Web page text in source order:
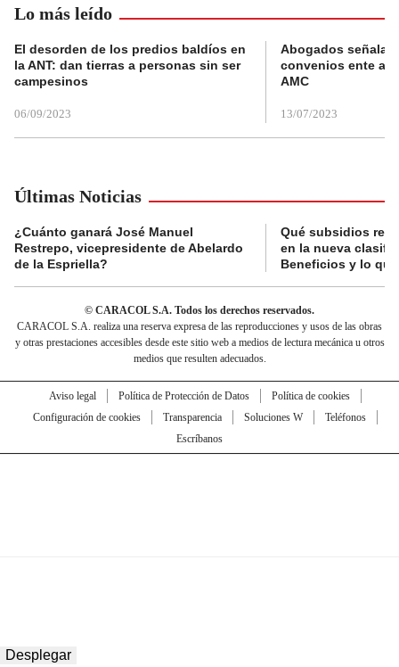
Lo más leído
El desorden de los predios baldíos en
la ANT: dan tierras a personas sin ser
campesinos
06/09/2023
Abogados
convenios ente
AMC
13/07/2023
Últimas Noticias
¿Cuánto ganará José Manuel
Restrepo, vicepresidente de Abelardo
de la Espriella?
Qué subsidios
en la nueva
Beneficios y lo
© CARACOL S.A. Todos los derechos reservados.
CARACOL S.A. realiza una reserva expresa de las reproducciones y usos de las obras
y otras prestaciones accesibles desde este sitio web a medios de lectura mecánica u otros
medios que resulten adecuados.
Aviso legal Política de Protección de Datos
Política de cookies
Configuración de cookies
Transparencia Soluciones W
Teléfonos
Escríbanos
Desplegar